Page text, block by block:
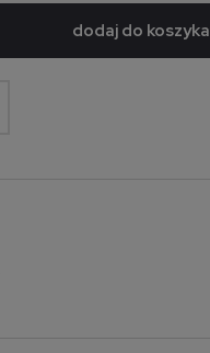
dodaj do koszyka